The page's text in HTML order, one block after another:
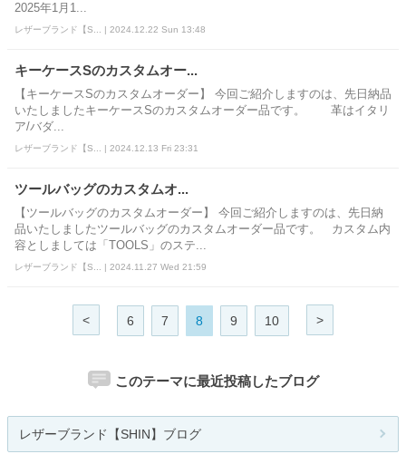
2025年1月1...
レザーブランド【S... | 2024.12.22 Sun 13:48
キーケースSのカスタムオー...
【キーケースSのカスタムオーダー】 今回ご紹介しますのは、先日納品
いたしましたキーケースSのカスタムオーダー品です。 革はイタリ
ア/バダ...
レザーブランド【S... | 2024.12.13 Fri 23:31
ツールバッグのカスタムオ...
【ツールバッグのカスタムオーダー】 今回ご紹介しますのは、先日納
品いたしましたツールバッグのカスタムオーダー品です。 カスタム内
容としましては「TOOLS」のステ...
レザーブランド【S... | 2024.11.27 Wed 21:59
< 6 7 8 9 10 >
このテーマに最近投稿したブログ
レザーブランド【SHIN】ブログ